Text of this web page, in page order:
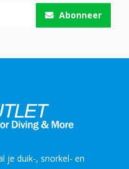
Abonneer
je duik-, snorkel- en